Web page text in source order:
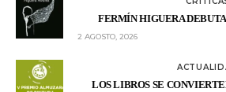
FERMÍN HIGUERA
2 AGOSTO, 2026
LOS LIBROS SE